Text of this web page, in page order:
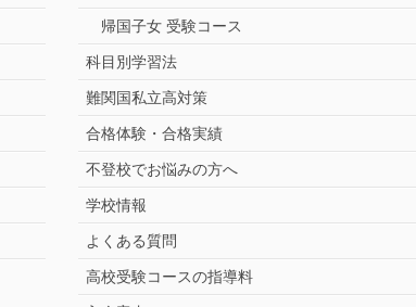
帰国子女 受験コース
科目別学習法
難関国私立高対策
合格体験・合格実績
不登校でお悩みの方へ
学校情報
よくある質問
高校受験コースの指導料